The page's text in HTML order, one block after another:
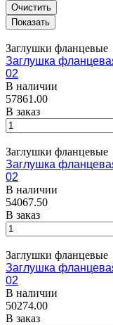
Очистить
Заглушки фланцевые
Заглушка
02
В наличии
57861.00
В заказ
Заглушки фланцевые
Заглушка
02
В наличии
54067.50
В заказ
Заглушки фланцевые
Заглушка
02
В наличии
50274.00
В заказ